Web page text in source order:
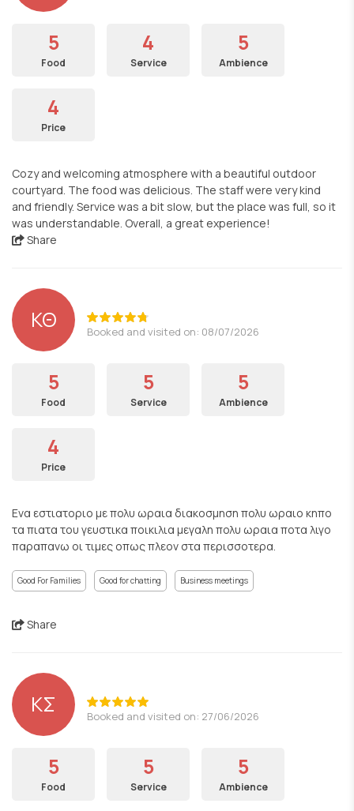
5
Food
4
Service
5
Ambience
4
Price
Cozy and welcoming atmosphere with a beautiful outdoor
courtyard. The food was delicious. The staff were very kind
and friendly. Service was a bit slow, but the place was full, so it
was understandable. Overall, a great experience!
Share
ΚΘ Booked and visited on: 08/07/2026
5
Food
5
Service
5
Ambience
4
Price
Ενα εστιατοριο με πολυ ωραια διακοσμηση πολυ ωραιο κηπο
τα πιατα του γευστικα ποικιλια μεγαλη πολυ ωραια ποτα λιγο
παραπανω οι τιμες οπως πλεον στα περισσοτερα.
Good For Families Good for chatting Business meetings
Share
ΚΣ Booked and visited on: 27/06/2026
5
Food
5
Service
5
Ambience